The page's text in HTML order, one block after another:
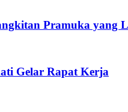
Pramuka yang
Gelar Rapat Kerja